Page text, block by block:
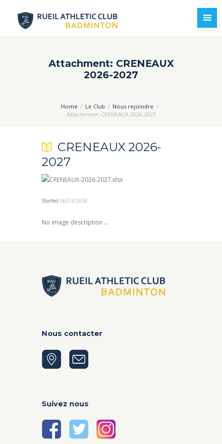
Attachment: CRENEAUX
2026-2027
Home Le Club
Nous rejoindre
Attachment: CRENEAUX 2026-2027
CRENEAUX 2026-
2027
Started 06/03/2026
No image description ...
Nous contacter
Suivez nous